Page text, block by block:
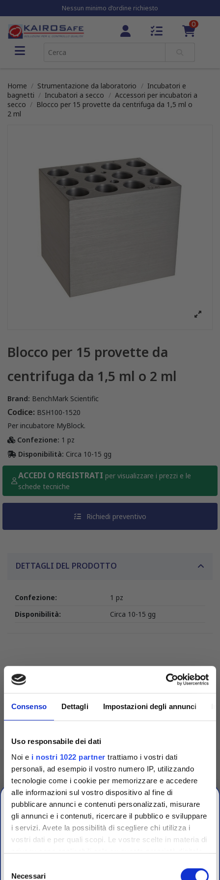
Consenso Dettagli Impostazioni degli annunci
Uso responsabile dei dati
Noi e i nostri 1022 partner trattiamo i vostri dati
personali, ad esempio il vostro numero IP, utilizzando
tecnologie come i cookie per memorizzare e accedere
alle informazioni sul vostro dispositivo al fine di
pubblicare annunci e contenuti personalizzati, misurare
gli annunci e i contenuti, ricercare il pubblico e sviluppare
i servizi. Avete la possibilità di scegliere chi utilizza i
vostri dati e per quali scopi. Le vostre scelte in materia di
privacy sono applicabili solo su questa proprietà digitale
modificare o revocare il proprio consenso in qualsiasi
delNecessari
Nessun minimo d’ordine richiesto
0
Home Strumentazione da laboratorio
Incubatori e
bagnetti
Incubatori a secco
Accessori per incubatori a
secco
Blocco per 15 provette da centrifuga da 1,5 ml o
2 ml
Blocco per 15 provette da
centrifuga da 1,5 ml o 2 ml
Brand: BenchMark Scientific
Codice: BSH100-1520
Per incubatore MyBlock.
Confezione: 1 pz
Disponibilità: Circa 10-15 gg
ACCEDI O REGISTRATI per visualizzare i prezzi e le
schede tecniche
Richiedi preventivo
DETTAGLI DEL PRODOTTO
Confezione:
1 pz
Disponibilità:
Circa 10-15 gg
Competenza
Fornitori specializzati per laboratori conto terzi e
controllo qualità industriale
CHIUSURA